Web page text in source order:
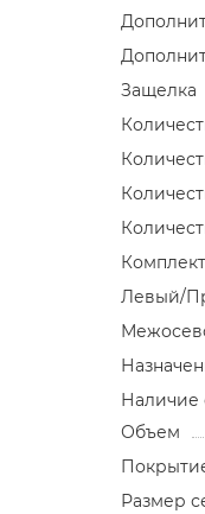
Защелка
Левый/
Наличие
Объем
Размер